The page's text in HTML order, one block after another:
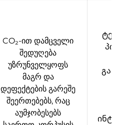
CO₂-ით დამცველი
შედუღება
უზრუნველყოფს
მაგრ და
დეფექტების გარეშე
შეერთებებს, რაც
აუმჯობესებს